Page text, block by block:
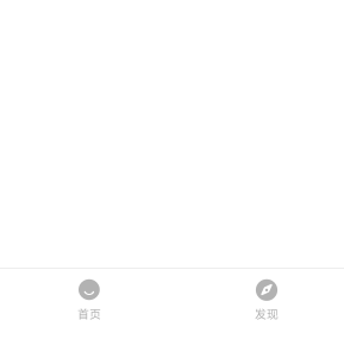
首页 发现